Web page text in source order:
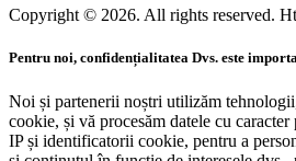
Copyright © 2026. All rights reserved.
Pentru noi, confidențialitatea Dvs. este
Noi și partenerii noștri utilizăm
cookie, și vă procesăm datele cu caracter
IP și identificatorii cookie, pentru a